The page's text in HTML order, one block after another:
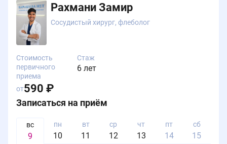
Рахмани Замир
Сосудистый хирург, флеболог
Стаж
6 лет
Стоимость
первичного
приема
от590 ₽
Записаться на приём
вс
9
пн
10
вт
11
ср
12
чт
13
пт
14
сб
15